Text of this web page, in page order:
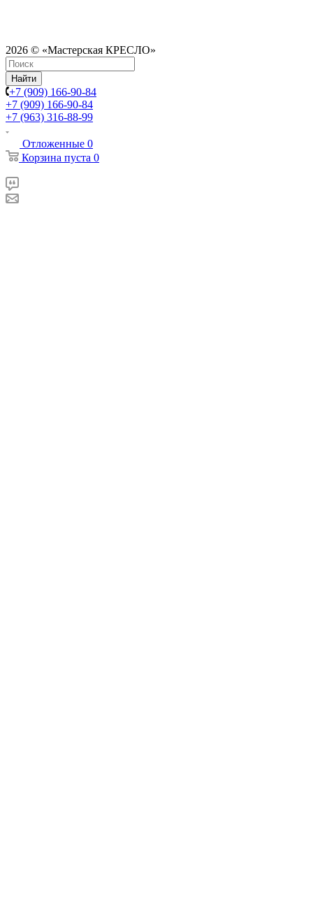
2026 © «Мастерская КРЕСЛО»
Найти
+7 (909) 166-90-84
+7 (909) 166-90-84
+7 (963) 316-88-99
Отложенные 0
Корзина пуста 0